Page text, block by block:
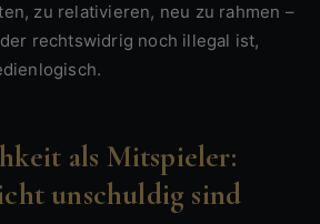
zu relativieren, neu zu rahmen –
rechtswidrig noch illegal ist,
als Mitspieler:
unschuldig sind